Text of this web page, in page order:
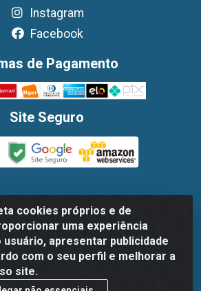
cookies próprios e de
uma experiência
usuário, apresentar publicidade
com o seu perfil e melhorar a
site.
Instagram
Facebook
de Pagamento
Site Seguro
de Alimentos LTDA - Avenida
De Moraes, 1048- Imbiribeira,
000 - CNPJ 30.779.584/0003-78